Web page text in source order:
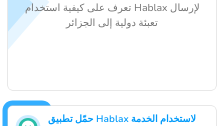
حمّل تطبيق Hablax لاستخدام الخدمة
تعرف على كيفية استخدام Hablax لإرسال
تعبئة دولية إلى الجزائر